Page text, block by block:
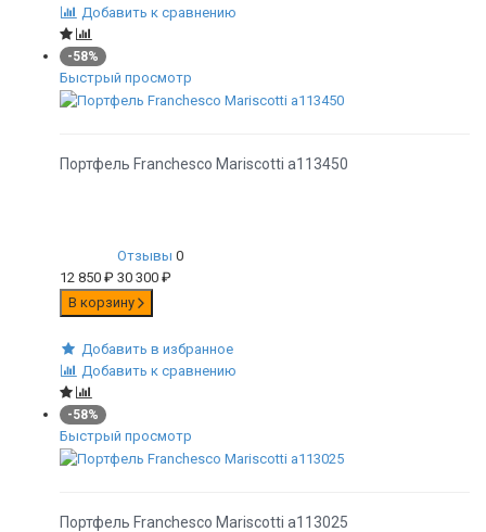
Добавить к сравнению
-58%
Быстрый просмотр
Портфель Franchesco Mariscotti а113450
Отзывы 0
12 850 ₽ 30 300 ₽
В корзину
Добавить в избранное
Добавить к сравнению
-58%
Быстрый просмотр
Портфель Franchesco Mariscotti а113025